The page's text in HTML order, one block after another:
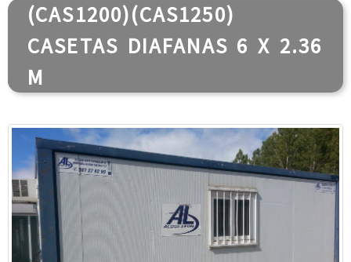
(CAS1200)(CAS1250)
CASETAS DIAFANAS 6 X 2.36
M